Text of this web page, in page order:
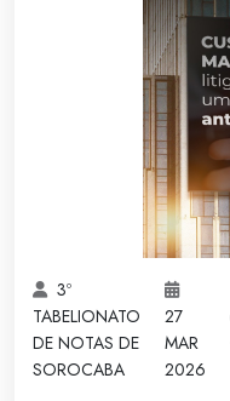
3º
TABELIONATO
DE NOTAS DE
SOROCABA
27
MAR
2026